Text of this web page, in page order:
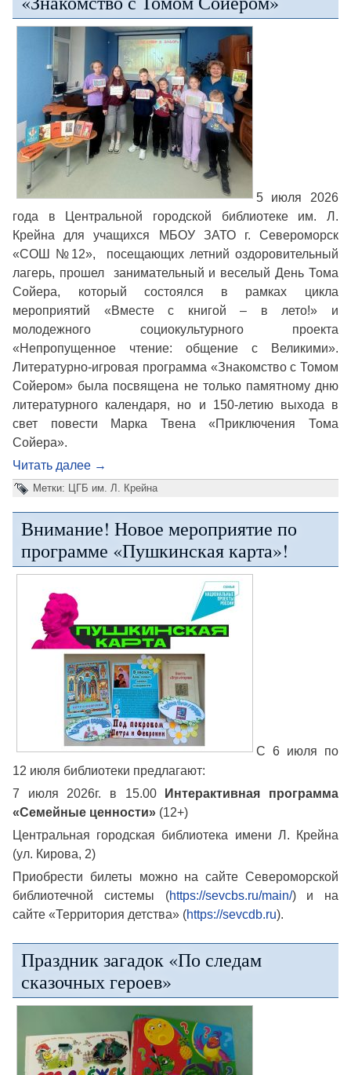
5 июля 2026
года в Центральной городской библиотеке им. Л.
Крейна для учащихся МБОУ ЗАТО г. Североморск
«СОШ №12», посещающих летний оздоровительный
лагерь, прошел занимательный и веселый День Тома
Сойера, который состоялся в рамках цикла
мероприятий «Вместе с книгой – в лето!» и
молодежного социокультурного проекта
«Непропущенное чтение: общение с Великими».
Литературно-игровая программа «Знакомство с Томом
Сойером» была посвящена не только памятному дню
литературного календаря, но и 150-летию выхода в
свет повести Марка Твена «Приключения Тома
Сойера».
Читать далее →
Метки: ЦГБ им. Л. Крейна
Внимание! Новое мероприятие по
программе «Пушкинская карта»!
С 6 июля по
12 июля библиотеки предлагают:
7 июля 2026г. в 15.00
Интерактивная программа
«Семейные ценности» (12+)
Центральная городская библиотека имени Л. Крейна
(ул. Кирова, 2)
Приобрести билеты можно на сайте Североморской
библиотечной системы (https://sevcbs.ru/main/) и на
сайте «Территория детства» (https://sevcdb.ru).
Праздник загадок «По следам
сказочных героев»